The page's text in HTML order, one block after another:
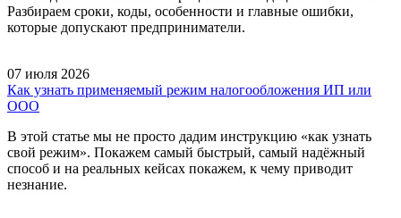
Разбираем сроки, коды, особенности и главные ошибки,
которые допускают предприниматели.
07 июля 2026
Как узнать применяемый режим налогообложения ИП или
ООО
В этой статье мы не просто дадим инструкцию «как узнать
свой режим». Покажем самый быстрый, самый надёжный
способ и на реальных кейсах покажем, к чему приводит
незнание.